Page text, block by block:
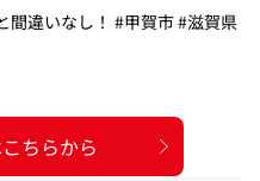
間違いなし！ #甲賀市 #滋賀県
ちらから